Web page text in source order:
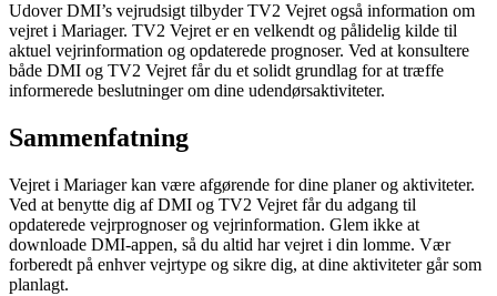
Udover DMI’s vejrudsigt tilbyder TV2 Vejret også information om
vejret i Mariager. TV2 Vejret er en velkendt og pålidelig kilde til
aktuel vejrinformation og opdaterede prognoser. Ved at konsultere
både DMI og TV2 Vejret får du et solidt grundlag for at træffe
informerede beslutninger om dine udendørsaktiviteter.
Sammenfatning
Vejret i Mariager kan være afgørende for dine planer og aktiviteter.
Ved at benytte dig af DMI og TV2 Vejret får du adgang til
opdaterede vejrprognoser og vejrinformation. Glem ikke at
downloade DMI-appen, så du altid har vejret i din lomme. Vær
forberedt på enhver vejrtype og sikre dig, at dine aktiviteter går som
planlagt.